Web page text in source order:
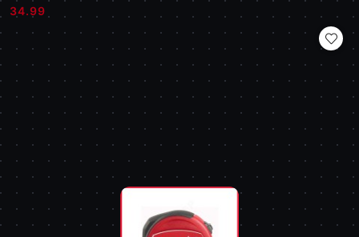
Cena:
Cena:
34.99